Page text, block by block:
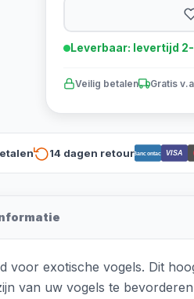
Leverbaar: levertijd
Veilig betalen Gratis
14 dagen retourBancontact VISA
exotische vogels. Dit
van uw vogels te